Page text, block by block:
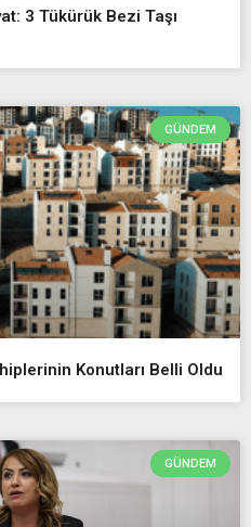
3 Tükürük Bezi Taşı
GÜNDEM
Konutları Belli Oldu
GÜNDEM